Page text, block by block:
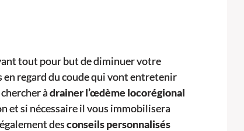
tout pour but de diminuer votre
en regard du coude qui vont entretenir
àdrainer l’œdème locorégional
et si nécessaire il vous immobilisera
desconseils personnalisés